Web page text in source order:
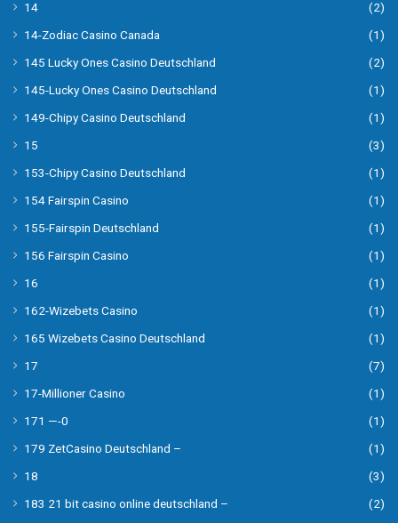
14
(2)
14-Zodiac Casino Canada
(1)
145 Lucky Ones Casino Deutschland
(2)
145-Lucky Ones Casino Deutschland
(1)
149-Chipy Casino Deutschland
(1)
15
(3)
153-Chipy Casino Deutschland
(1)
154 Fairspin Casino
(1)
155-Fairspin Deutschland
(1)
156 Fairspin Casino
(1)
16
(1)
162-Wizebets Casino
(1)
165 Wizebets Casino Deutschland
(1)
17
(7)
17-Millioner Casino
(1)
171 —-0
(1)
179 ZetCasino Deutschland –
(1)
18
(3)
183 21 bit casino online deutschland –
(2)